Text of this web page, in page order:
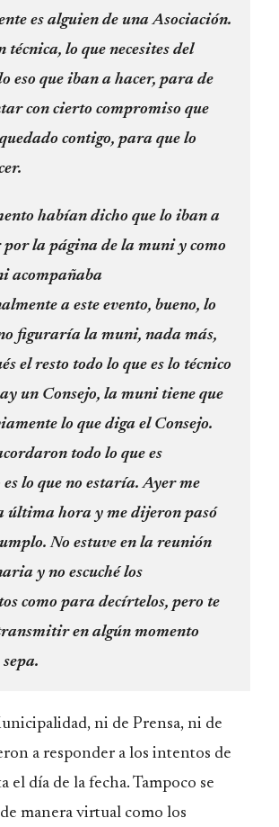
es alguien de una Asociación.
técnica, lo que necesites del
eso que iban a hacer, para de
con cierto compromiso que
contigo, para que lo
habían dicho que lo iban a
la página de la muni y como
acompañaba
a este evento, bueno, lo
figuraría la muni, nada más,
el resto todo lo que es lo técnico
un Consejo, la muni tiene que
lo que diga el Consejo.
todo lo que es
lo que no estaría. Ayer me
última hora y me dijeron pasó
No estuve en la reunión
y no escuché los
como para decírtelos, pero te
en algún momento
ni de Prensa, ni de
a responder a los intentos de
el día de la fecha. Tampoco se
manera virtual como los